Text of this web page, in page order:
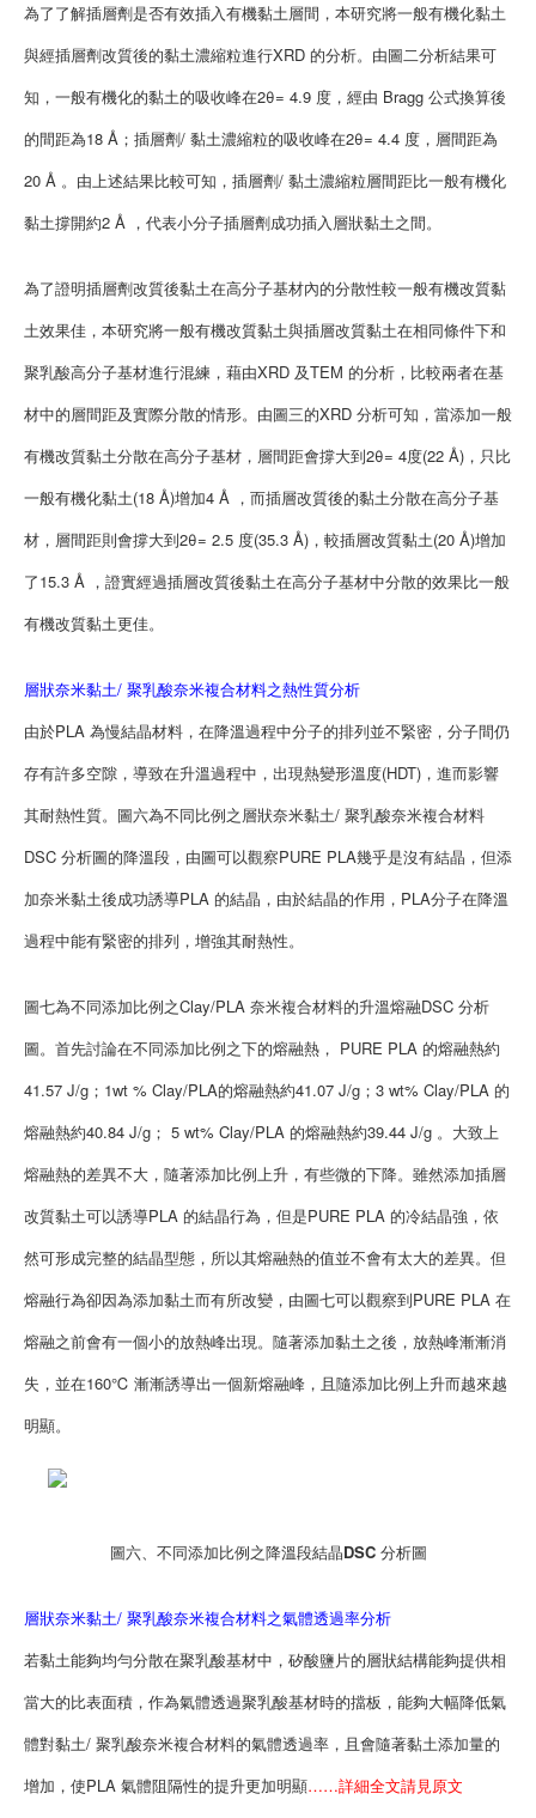
為了了解插層劑是否有效插入有機黏土層間，本研究將一般有機化黏土
與經插層劑改質後的黏土濃縮粒進行XRD 的分析。由圖二分析結果可
知，一般有機化的黏土的吸收峰在2θ= 4.9 度，經由 Bragg 公式換算後
的間距為18 Å；插層劑/ 黏土濃縮粒的吸收峰在2θ= 4.4 度，層間距為
20 Å 。由上述結果比較可知，插層劑/ 黏土濃縮粒層間距比一般有機化
黏土撐開約2 Å ，代表小分子插層劑成功插入層狀黏土之間。
為了證明插層劑改質後黏土在高分子基材內的分散性較一般有機改質黏
土效果佳，本研究將一般有機改質黏土與插層改質黏土在相同條件下和
聚乳酸高分子基材進行混練，藉由XRD 及TEM 的分析，比較兩者在基
材中的層間距及實際分散的情形。由圖三的XRD 分析可知，當添加一般
有機改質黏土分散在高分子基材，層間距會撐大到2θ= 4度(22 Å)，只比
一般有機化黏土(18 Å)增加4 Å ，而插層改質後的黏土分散在高分子基
材，層間距則會撐大到2θ= 2.5 度(35.3 Å)，較插層改質黏土(20 Å)增加
了15.3 Å ，證實經過插層改質後黏土在高分子基材中分散的效果比一般
有機改質黏土更佳。
層狀奈米黏土/ 聚乳酸奈米複合材料之熱性質分析
由於PLA 為慢結晶材料，在降溫過程中分子的排列並不緊密，分子間仍
存有許多空隙，導致在升溫過程中，出現熱變形溫度(HDT)，進而影響
其耐熱性質。圖六為不同比例之層狀奈米黏土/ 聚乳酸奈米複合材料
DSC 分析圖的降溫段，由圖可以觀察PURE PLA幾乎是沒有結晶，但添
加奈米黏土後成功誘導PLA 的結晶，由於結晶的作用，PLA分子在降溫
過程中能有緊密的排列，增強其耐熱性。
圖七為不同添加比例之Clay/PLA 奈米複合材料的升溫熔融DSC 分析
圖。首先討論在不同添加比例之下的熔融熱， PURE PLA 的熔融熱約
41.57 J/g；1wt % Clay/PLA的熔融熱約41.07 J/g；3 wt% Clay/PLA 的
熔融熱約40.84 J/g； 5 wt% Clay/PLA 的熔融熱約39.44 J/g 。大致上
熔融熱的差異不大，隨著添加比例上升，有些微的下降。雖然添加插層
改質黏土可以誘導PLA 的結晶行為，但是PURE PLA 的冷結晶強，依
然可形成完整的結晶型態，所以其熔融熱的值並不會有太大的差異。但
熔融行為卻因為添加黏土而有所改變，由圖七可以觀察到PURE PLA 在
熔融之前會有一個小的放熱峰出現。隨著添加黏土之後，放熱峰漸漸消
失，並在160℃ 漸漸誘導出一個新熔融峰，且隨添加比例上升而越來越
明顯。
圖六、不同添加比例之降溫段結晶DSC 分析圖
層狀奈米黏土/ 聚乳酸奈米複合材料之氣體透過率分析
若黏土能夠均勻分散在聚乳酸基材中，矽酸鹽片的層狀結構能夠提供相
當大的比表面積，作為氣體透過聚乳酸基材時的擋板，能夠大幅降低氣
體對黏土/ 聚乳酸奈米複合材料的氣體透過率，且會隨著黏土添加量的
增加，使PLA 氣體阻隔性的提升更加明顯……詳細全文請見原文